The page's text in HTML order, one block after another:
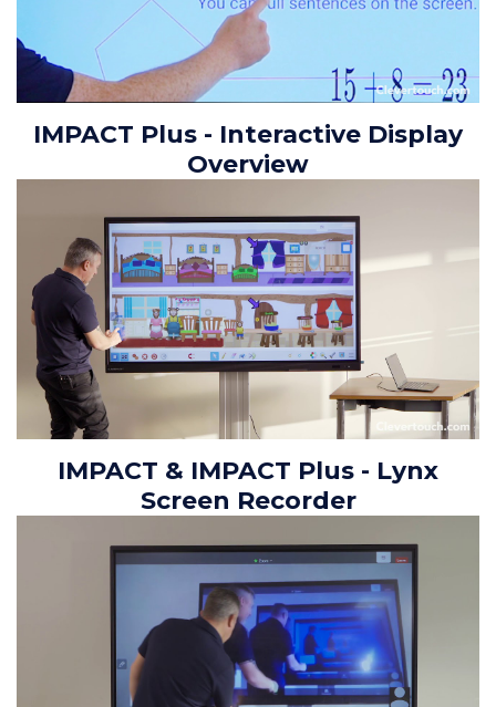
IMPACT Plus - Interactive Display
Overview
IMPACT & IMPACT Plus - Lynx
Screen Recorder